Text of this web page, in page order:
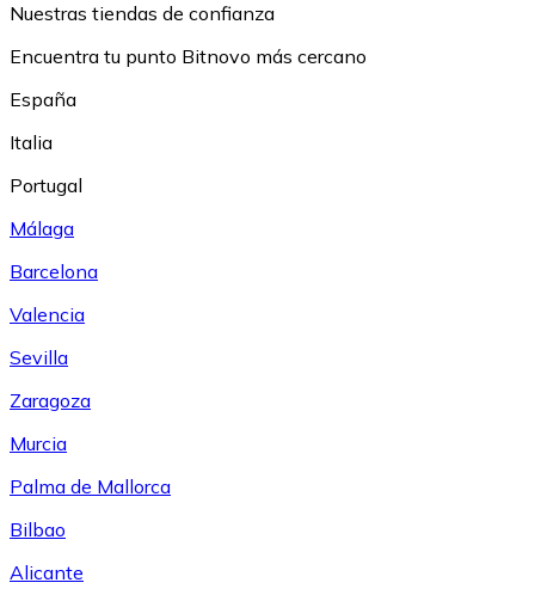
Nuestras tiendas de confianza
Encuentra tu punto Bitnovo más cercano
España
Italia
Portugal
Málaga
Barcelona
Valencia
Sevilla
Zaragoza
Murcia
Palma de Mallorca
Bilbao
Alicante